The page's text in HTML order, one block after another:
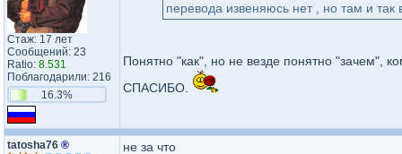
Стаж: 17 лет
Сообщений: 23
Ratio: 8.531
Поблагодарили: 216
16.3%
перевода извеняюсь нет , но там и так
Понятно "как", но не везде понятно "зачем",
СПАСИБО.
tatosha76 ® не за что